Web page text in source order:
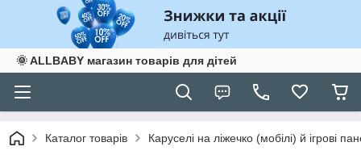
🌞 ALLBABY магазин товарів для дітей
Каталог товарів Каруселі на ліжечко (мобілі) й ігрові